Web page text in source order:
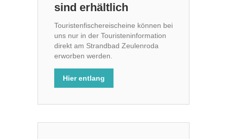
sind erhältlich
Touristenfischereischeine können bei
uns nur in der Touristeninformation
direkt am Strandbad Zeulenroda
erworben werden.
Hier entlang